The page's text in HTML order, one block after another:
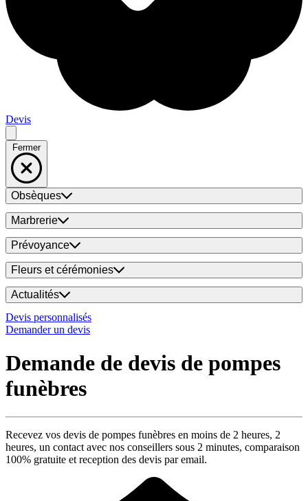
Devis
Fermer
Obsèques
Marbrerie
Prévoyance
Fleurs et cérémonies
Actualités
Devis personnalisés
Demander un devis
Demande de devis de pompes
funèbres
Recevez vos devis de pompes funèbres en moins de 2 heures, 2
heures, un contact avec nos conseillers sous 2 minutes, comparaison
100% gratuite et reception des devis par email.